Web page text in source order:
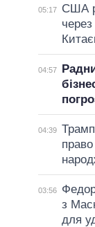
05:17
США
04:57
04:39
03:56
з
для